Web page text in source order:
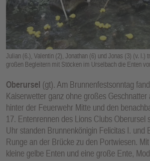
Julian (6.), Valentin (2), Jonathan (6) und Jonas (3) (v. l.)
großen Begleitern mit Stöcken im Urselbach die Enten
Oberursel (gt). Am Brunnenfestsonntag
Kaiserwetter ganz ohne großes Geschnatter
hinter der Feuerwehr Mitte und den
17. Entenrennen des Lions Clubs Oberursel
Uhr standen Brunnenkönigin Felicitas I. und
Runge an der Brücke zu den Portwiesen.
kleine gelbe Enten und eine große Ente,
E